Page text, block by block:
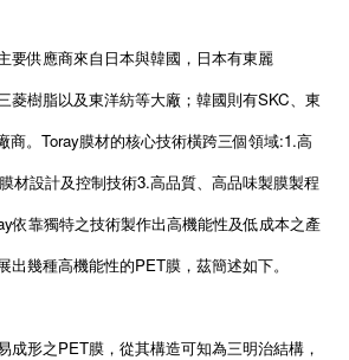
要供應商來自日本與韓國，日本有東麗
菱樹脂以及東洋紡等大廠；韓國則有SKC、東
商。Toray膜材的核心技術橫跨三個領域:1.高
材設計及控制技術3.高品質、高品味製膜製程
依靠獨特之技術製作出高機能性及低成本之產
出幾種高機能性的PET膜，茲簡述如下。
成形之PET膜，從其構造可知為三明治結構，